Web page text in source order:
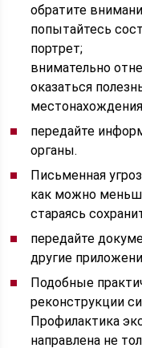
обратите
попытайтесь
портрет;
внимательно
оказаться
передайте
органы.
Письменная
как можно
стараясь
передайте
другие
Подобные
реконструкции
Профилактика
направлена не